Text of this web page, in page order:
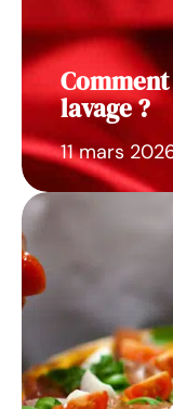
lavage ?
11 mars